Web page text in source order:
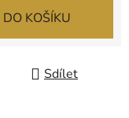
DO KOŠÍKU
Sdílet